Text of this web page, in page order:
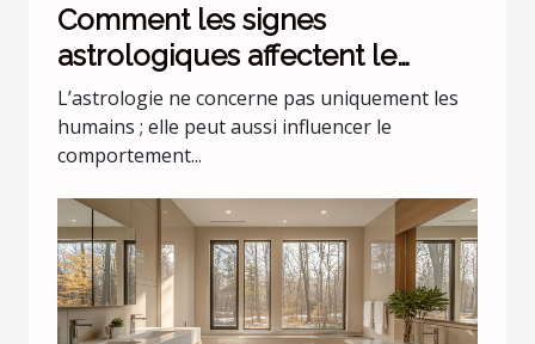
Comment les signes
astrologiques affectent le
comportement de nos animaux
domestiques
L’astrologie ne concerne pas uniquement les
humains ; elle peut aussi influencer le
comportement...